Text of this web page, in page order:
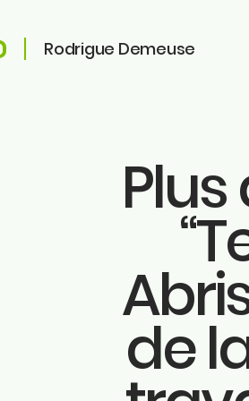
Rodrigue Demeuse
ME SUIVRE
Tiktok
Twitter
de